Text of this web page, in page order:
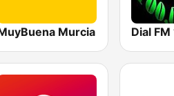
Murcia Dial